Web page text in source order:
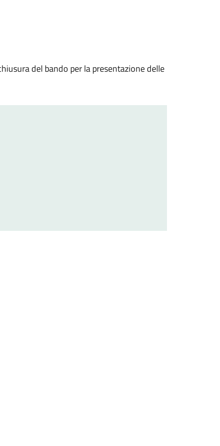
del bando per la presentazione delle